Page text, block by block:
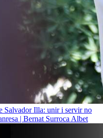
Salvador Illa: unir i servir no
| Bernat Surroca Albet